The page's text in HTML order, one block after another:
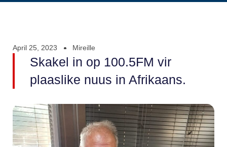
April 25, 2023 Mireille
Skakel in op 100.5FM vir
plaaslike nuus in Afrikaans.